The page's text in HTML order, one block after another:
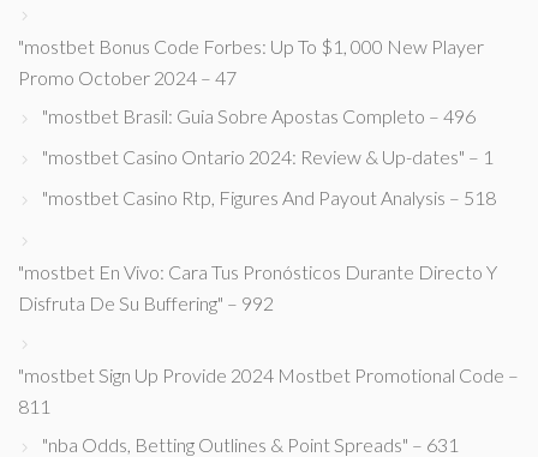
"mostbet Bonus Code Forbes: Up To $1, 000 New Player
Promo October 2024 – 47
"mostbet Brasil: Guia Sobre Apostas Completo – 496
"mostbet Casino Ontario 2024: Review & Up-dates" – 1
"mostbet Casino Rtp, Figures And Payout Analysis – 518
"mostbet En Vivo: Cara Tus Pronósticos Durante Directo Y
Disfruta De Su Buffering" – 992
"mostbet Sign Up Provide 2024 Mostbet Promotional Code –
811
"nba Odds, Betting Outlines & Point Spreads" – 631